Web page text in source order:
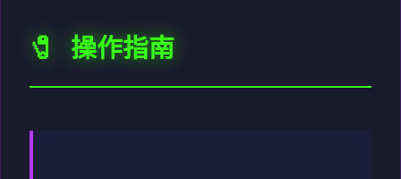
🧷 操作指南